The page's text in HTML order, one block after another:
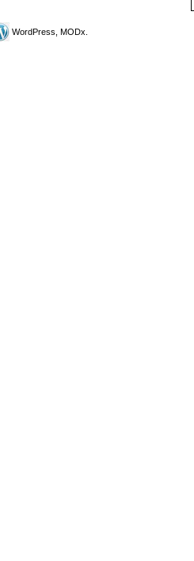
WordPress, MODx.